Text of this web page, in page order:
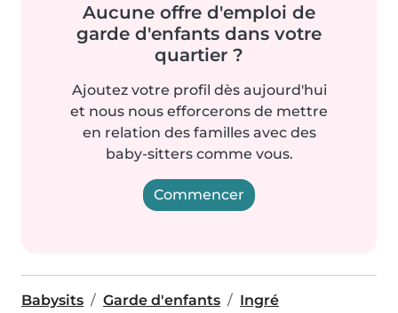
Aucune offre d'emploi de
garde d'enfants dans votre
quartier ?
Ajoutez votre profil dès aujourd'hui
et nous nous efforcerons de mettre
en relation des familles avec des
baby-sitters comme vous.
Commencer
Babysits Garde d'enfants Ingré